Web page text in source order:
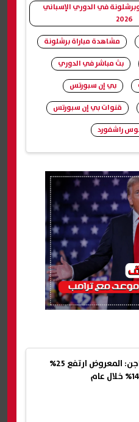
في الدوري الإسباني
2026
مشاهدة مباراة برشلونة
بث مباشر في الدوري
بي إن سبورتس
قنوات بي إن سبورتس
راشفورد
منتجو الدواجن: المعروض ارتفع 25%